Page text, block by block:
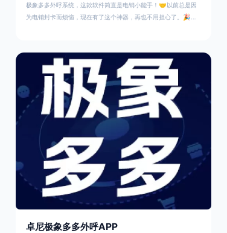
极象多多外呼系统，这款软件简直是电销小能手！🤝以前总是因
为电销封卡而烦恼，现在有了这个神器，再也不用担心了。🎉不
键外呼，CRM管理，丰富的外呼数据报表，风险号码过滤等等。
😱这么多功能，简直就像个全能战士！💪而且还能避免骚扰他
人，真是太贴心了！❤️我自己用了之后，觉得它真的超级好用！
😍
卓尼极象多多外呼APP